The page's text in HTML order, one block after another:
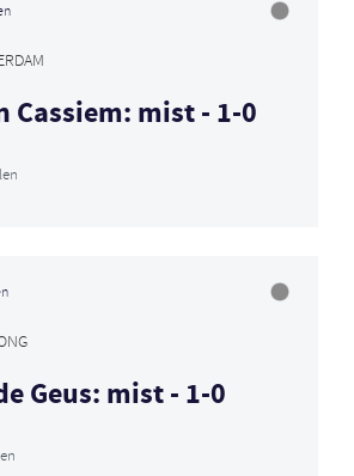
Cassiem: mist - 1-0
Geus: mist - 1-0